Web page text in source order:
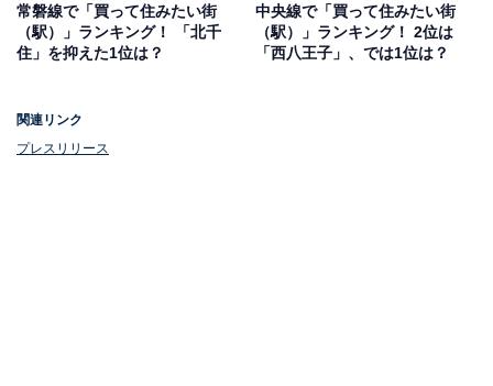
常磐線で「買って住みたい街
（駅）」ランキング！ 「北千
住」を抑えた1位は？
中央線で「買って住みたい街
（駅）」ランキング！ 2位は
「西八王子」、では1位は？
関連リンク
プレスリリース